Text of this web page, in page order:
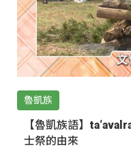
魯凱族
【魯凱族語】
士祭的由來